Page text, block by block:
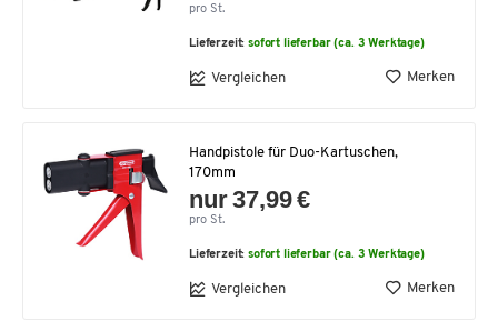
pro St.
Lieferzeit:sofort lieferbar (ca. 3 Werktage)
Vergleichen Merken
Handpistole für Duo-Kartuschen,
170mm
nur 37,99 €
pro St.
Lieferzeit:sofort lieferbar (ca. 3 Werktage)
Vergleichen Merken